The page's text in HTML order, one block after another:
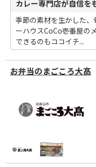
カレー専門店が自信を
季節の素材を生かした
ーハウスCoCo壱番屋の
できるのもココイチ...
お弁当のまごころ大髙